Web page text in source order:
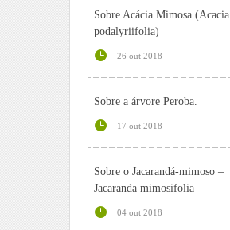
Sobre Acácia Mimosa (Acacia
podalyriifolia)
26 out 2018
Sobre a árvore Peroba.
17 out 2018
Sobre o Jacarandá-mimoso –
Jacaranda mimosifolia
04 out 2018